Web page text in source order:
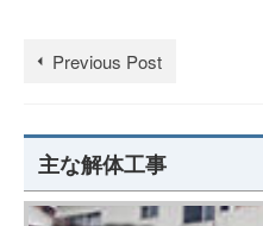
Previous Post
主な解体工事